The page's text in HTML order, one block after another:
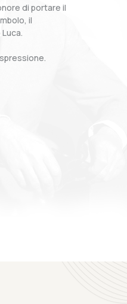
di portare il
il